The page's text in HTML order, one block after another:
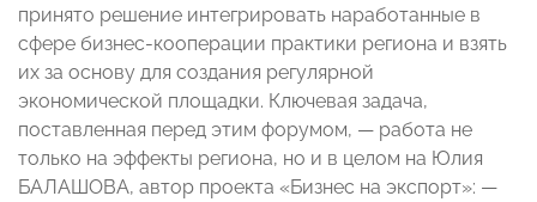
принято решение интегрировать наработанные в
сфере бизнес-кооперации практики региона и взять
их за основу для создания регулярной
экономической площадки. Ключевая задача,
поставленная перед этим форумом, — работа не
только на эффекты региона, но и в целом на Юлия
БАЛАШОВА, автор проекта «Бизнес на экспорт»: —